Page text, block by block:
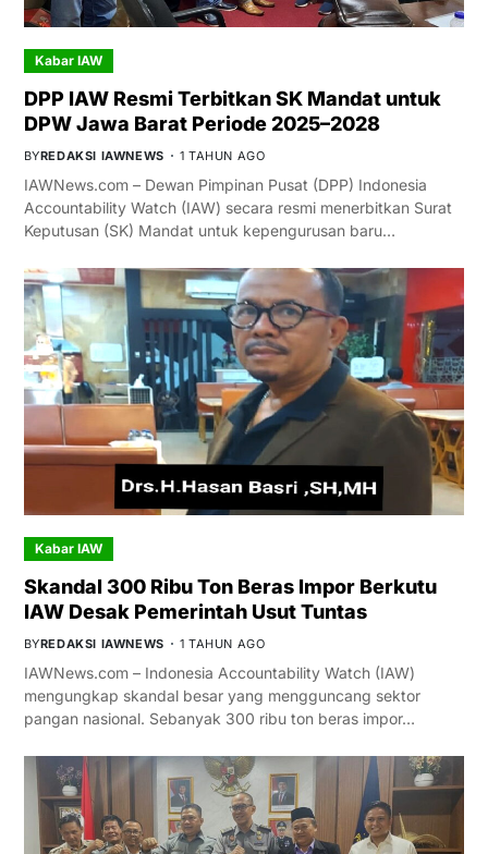
Kabar IAW
DPP IAW Resmi Terbitkan SK Mandat untuk
DPW Jawa Barat Periode 2025–2028
BYREDAKSI IAWNEWS 1 TAHUN AGO
IAWNews.com – Dewan Pimpinan Pusat (DPP) Indonesia
Accountability Watch (IAW) secara resmi menerbitkan Surat
Keputusan (SK) Mandat untuk kepengurusan baru…
Kabar IAW
Skandal 300 Ribu Ton Beras Impor Berkutu
IAW Desak Pemerintah Usut Tuntas
BYREDAKSI IAWNEWS 1 TAHUN AGO
IAWNews.com – Indonesia Accountability Watch (IAW)
mengungkap skandal besar yang mengguncang sektor
pangan nasional. Sebanyak 300 ribu ton beras impor…